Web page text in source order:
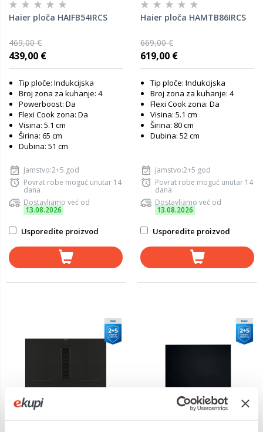
Haier ploča HAIFB54IRCS
469,00 €
439,00 €
Tip ploče: Indukcijska
Broj zona za kuhanje: 4
Powerboost: Da
Flexi Cook zona: Da
Visina: 5.1 cm
Širina: 65 cm
Dubina: 51 cm
Jamstvo:2+5 god
Povrat robe moguć unutar 14
dana
Dostavljamo već od
13.08.2026
Usporedite proizvod
Haier ploča HAMTB86IRCS
669,00 €
619,00 €
Tip ploče: Indukcijska
Broj zona za kuhanje: 4
Flexi Cook zona: Da
Visina: 5.1 cm
Širina: 80 cm
Dubina: 52 cm
Jamstvo:2+5 god
Povrat robe moguć unutar 14
dana
Dostavljamo već od
13.08.2026
Usporedite proizvod